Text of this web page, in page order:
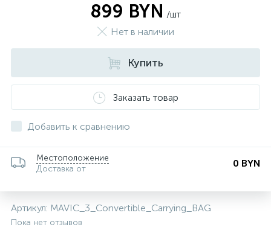
899 BYN /шт
Нет в наличии
Купить
Заказать товар
Добавить к сравнению
Местоположение
Доставка от
0 BYN
Артикул: MAVIC_3_Convertible_Carrying_BAG
Пока нет отзывов